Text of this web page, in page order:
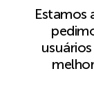
Estamos